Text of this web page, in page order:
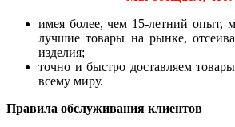
имея более, чем 15-летний опыт,
лучшие товары на рынке,
изделия;
точно и быстро доставляем
всему миру.
Правила обслуживания клиентов